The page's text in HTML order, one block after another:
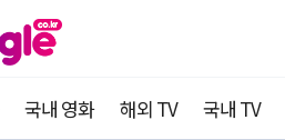
국내 영화 해외 TV 국내 TV